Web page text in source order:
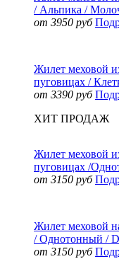
/ Альпика /
от 3950 руб
Жилет меховой
пуговицах /
от 3390 руб
ХИТ ПРОДАЖ
Жилет меховой
пуговицах /
от 3150 руб
Жилет меховой
/ Однотонный /
от 3150 руб